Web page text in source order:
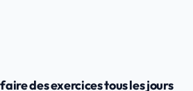
des exercices tous les jours